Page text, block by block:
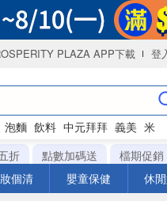
PLAZA APP下載 登
泡麵 飲料 中元拜拜 義美 米
折 點數加碼送 檔期促銷
個清 嬰童保健 休